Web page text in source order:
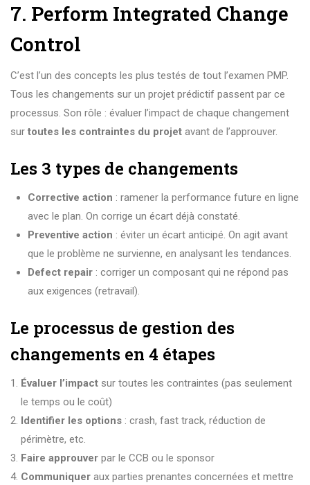
7. Perform Integrated Change
Control
C’est l’un des concepts les plus testés de tout l’examen PMP.
Tous les changements sur un projet prédictif passent par ce
processus. Son rôle : évaluer l’impact de chaque changement
sur toutes les contraintes du projet avant de l’approuver.
Les 3 types de changements
Corrective action : ramener la performance future en ligne
avec le plan. On corrige un écart déjà constaté.
Preventive action : éviter un écart anticipé. On agit avant
que le problème ne survienne, en analysant les tendances.
Defect repair : corriger un composant qui ne répond pas
aux exigences (retravail).
Le processus de gestion des
changements en 4 étapes
Évaluer l’impact sur toutes les contraintes (pas seulement
le temps ou le coût)
Identifier les options : crash, fast track, réduction de
périmètre, etc.
Faire approuver par le CCB ou le sponsor
Communiquer aux parties prenantes concernées et mettre